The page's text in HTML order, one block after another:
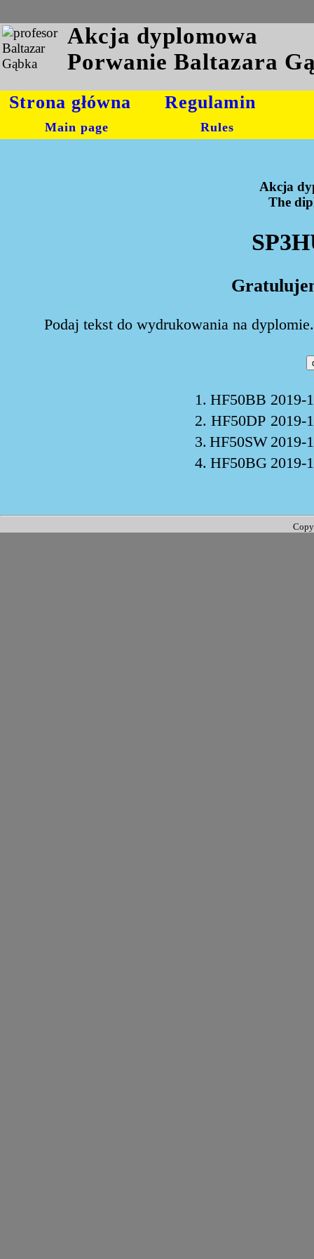
Akcja dyplomowa
Porwanie Baltazara
Strona główna
Main page
Regulamin
Rules
Akcja
The
Podaj tekst do wydrukowania na
1. HF50BB 2019-
2. HF50DP 2019-
3. HF50SW 2019-
4. HF50BG 2019-